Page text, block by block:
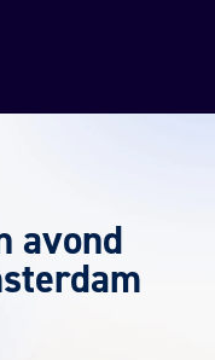
avond